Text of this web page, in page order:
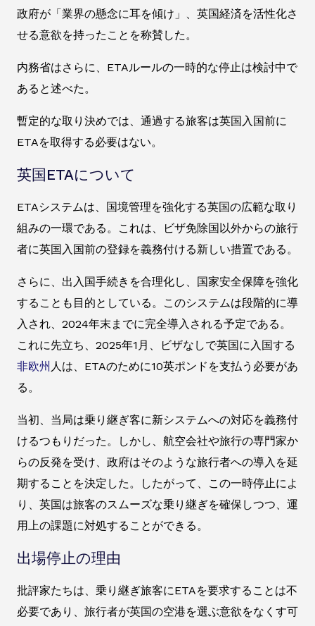
政府が「業界の懸念に耳を傾け」、英国経済を活性化さ
せる意欲を持ったことを称賛した。
内務省はさらに、ETAルールの一時的な停止は検討中で
あると述べた。
暫定的な取り決めでは、通過する旅客は英国入国前に
ETAを取得する必要はない。
英国ETAについて
ETAシステムは、国境管理を強化する英国の広範な取り
組みの一環である。これは、ビザ免除国以外からの旅行
者に英国入国前の登録を義務付ける新しい措置である。
さらに、出入国手続きを合理化し、国家安全保障を強化
することも目的としている。このシステムは段階的に導
入され、2024年末までに完全導入される予定である。
これに先立ち、2025年1月、ビザなしで英国に入国する
非欧州 人は、ETAのために10英ポンドを支払う必要があ
る。
当初、当局は乗り継ぎ客に新システムへの対応を義務付
けるつもりだった。しかし、航空会社や旅行の専門家か
らの反発を受け、政府はそのような旅行者への導入を延
期することを決定した。したがって、この一時停止によ
り、英国は旅客のスムーズな乗り継ぎを確保しつつ、運
用上の課題に対処することができる。
出場停止の理由
批評家たちは、乗り継ぎ旅客にETAを要求することは不
必要であり、旅行者が英国の空港を選ぶ意欲をなくす可